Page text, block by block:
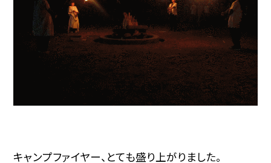
キャンプファイヤー、とても盛り上がりました。